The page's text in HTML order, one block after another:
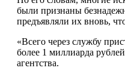
были признаны
предъявляли их вновь,
«Всего через службу
более 1 миллиарда
агентства.